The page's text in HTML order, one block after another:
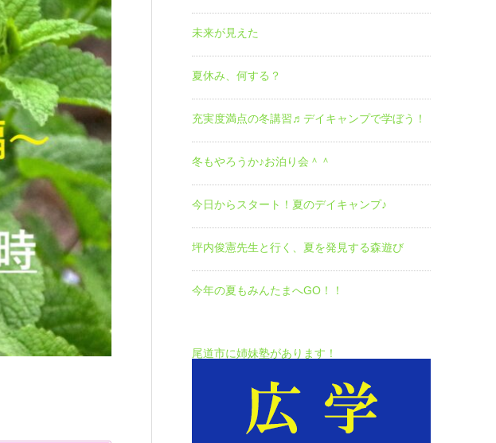
未来が見えた
夏休み、何する？
充実度満点の冬講習♬デイキャンプで学ぼう！
冬もやろうか♪お泊り会＾＾
今日からスタート！夏のデイキャンプ♪
坪内俊憲先生と行く、夏を発見する森遊び
今年の夏もみんたまへGO！！
尾道市に姉妹塾があります！